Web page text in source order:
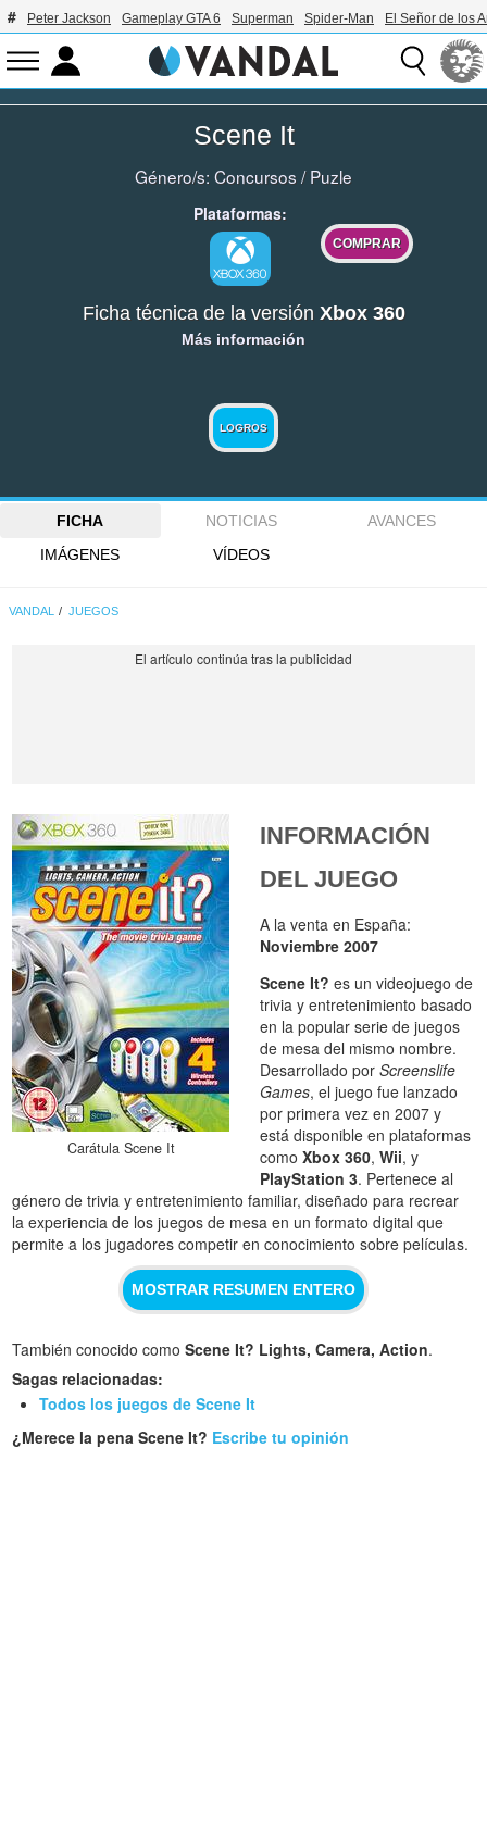
Peter Jackson Gameplay GTA 6 Superman Spider-Man El Señor de los
Scene It
Género/s: Concursos/Puzle
Plataformas:
COMPRAR
Ficha técnica de la versión Xbox 360
Más información
LOGROS
FICHA NOTICIAS
AVANCES
IMÁGENES
VÍDEOS
VANDAL JUEGOS
Carátula Scene It
INFORMACIÓN
DEL JUEGO
A la venta en España:
Noviembre 2007
Scene It? es un videojuego de
trivia y entretenimiento basado
en la popular serie de juegos
de mesa del mismo nombre.
Desarrollado porScreenslife
Games, el juego fue lanzado
por primera vez en 2007 y
está disponible en plataformas
comoXbox 360,Wii, y
PlayStation 3. Pertenece al
género de trivia y entretenimiento familiar, diseñado para recrear
la experiencia de los juegos de mesa en un formato digital que
permite a los jugadores competir en conocimiento sobre películas.
MOSTRAR RESUMEN ENTERO
También conocido comoScene It? Lights, Camera, Action.
Sagas relacionadas:
Todos los juegos de Scene It
¿Merece la pena Scene It? Escribe tu opinión